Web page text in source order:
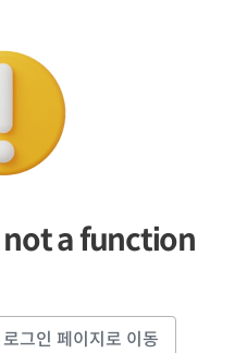
a function
로그인 페이지로 이동